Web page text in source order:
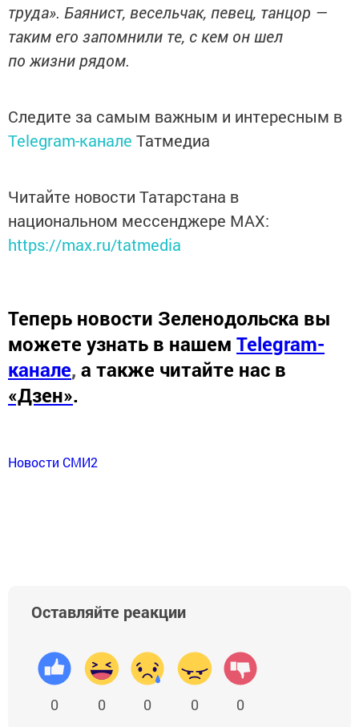
труда». Баянист, весельчак, певец, танцор —
таким его запомнили те, с кем он шел
по жизни рядом.
Следите за самым важным и интересным в
Telegram-канале Татмедиа
Читайте новости Татарстана в
национальном мессенджере MАХ:
https://max.ru/tatmedia
Теперь новости Зеленодольска вы
можете узнать в нашем Telegram-
канале, а также читайте нас в
«Дзен».
Новости СМИ2
Оставляйте реакции
0 0 0 0 0